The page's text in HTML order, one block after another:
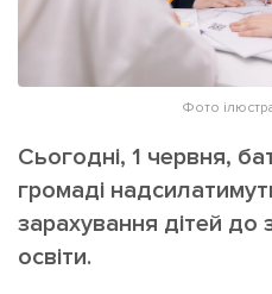
Репортаж
Розслідування
Лонгріди
Зв'язатися з нами
Фото
Сьогодні, 1 червня,
громаді
зарахування дітей до
освіти.